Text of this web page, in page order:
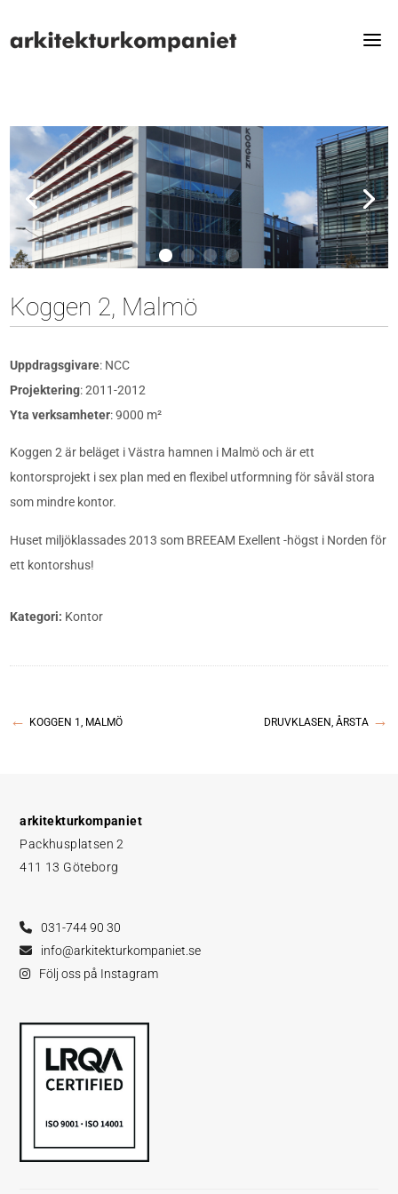
Koggen 2, Malmö
Uppdragsgivare: NCC
Projektering: 2011-2012
Yta verksamheter: 9000 m²
Koggen 2 är beläget i Västra hamnen i Malmö och är ett
kontorsprojekt i sex plan med en flexibel utformning för såväl stora
som mindre kontor.
Huset miljöklassades 2013 som BREEAM Exellent -högst i Norden för
ett kontorshus!
Kategori: Kontor
← KOGGEN 1, MALMÖ DRUVKLASEN, ÅRSTA→
arkitekturkompaniet
Packhusplatsen 2
411 13 Göteborg
031-744 90 30
info@arkitekturkompaniet.se
Följ oss på Instagram